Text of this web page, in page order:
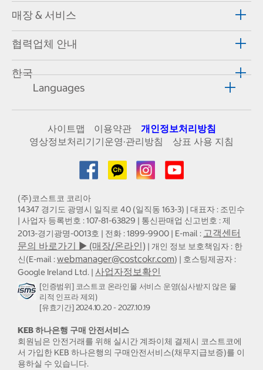
매장 & 서비스
협력업체 안내
한국
Languages
사이트맵 이용약관
개인정보처리방침
영상정보처리기기운영·관리방침
상표 사용 지침
(주)코스트코 코리아
14347 경기도 광명시 일직로 40 (일직동 163-3) | 대표자 : 조민수
| 사업자 등록번호 : 107-81-63829 | 통신판매업 신고번호 : 제
2013-경기광명-0013호 | 전화 : 1899-9900 | E-mail : 고객센터
문의 바로가기 ▶ (매장/온라인) | 개인 정보 보호책임자 : 한
신(E-mail :webmanager@costcokr.com) | 호스팅제공자 :
Google Ireland Ltd. | 사업자정보확인
[인증범위] 코스트코 온라인몰 서비스 운영(심사받지 않은 물
리적 인프라 제외)
[유효기간] 2024.10.20 - 2027.10.19
KEB 하나은행 구매 안전서비스
회원님은 안전거래를 위해 실시간 계좌이체 결제시 코스트코에
서 가입한 KEB 하나은행의 구매안전서비스(채무지급보증)를 이
용하실 수 있습니다.